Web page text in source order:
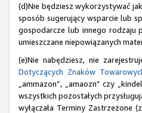
(d)Nie będziesz wykorzystywać
sposób sugerujący wsparcie lub
gospodarcze lub innego rodzaju
umieszczane niepowiązanych
(e)Nie nabędziesz, nie
Dotyczących Znaków
„ammazon”, „amaozn” czy
wszystkich pozostałych
wyłączała Terminy Zastrzeżone